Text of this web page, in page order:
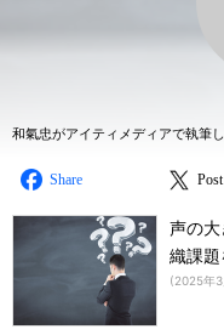
和氣忠がアイティメディアで執筆
Share Post
声の
織課
(2025年